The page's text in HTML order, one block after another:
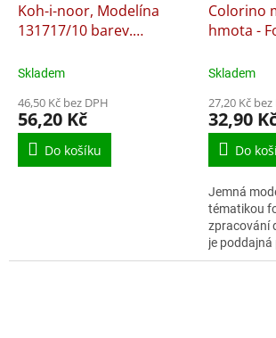
Koh-i-noor, Modelína
131717/10 barev.
Skladem
46,50 Kč bez DPH
56,20 Kč
Do košíku
Colorino
hmota -
Skladem
27,20 Kč bez
32,90
Do
Jemná
tématikou
zpracování
je
tvoření.